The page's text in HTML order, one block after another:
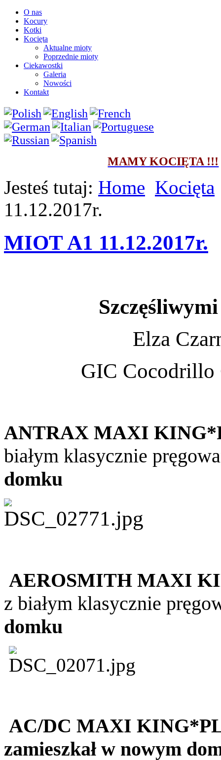
O nas
Kocury
Kotki
Kocięta
Aktualne mioty
Poprzednie mioty
Ciekawostki
Galeria
Nowości
Kontakt
MAMY KOCIĘTA !!!
Jesteś tutaj: Home Kocięta
11.12.2017r.
MIOT A1 11.12.2017r.
Elza
GIC Cocodrillo
ANTRAX MAXI
białym klasycznie
domku
AEROSMITH MAXI
z białym klasycznie
domku
AC/DC MAXI
zamieszkał w nowym